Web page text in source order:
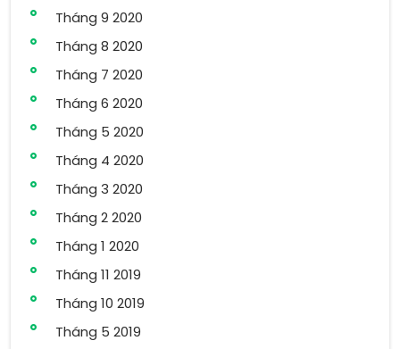
Tháng 9 2020
Tháng 8 2020
Tháng 7 2020
Tháng 6 2020
Tháng 5 2020
Tháng 4 2020
Tháng 3 2020
Tháng 2 2020
Tháng 1 2020
Tháng 11 2019
Tháng 10 2019
Tháng 5 2019